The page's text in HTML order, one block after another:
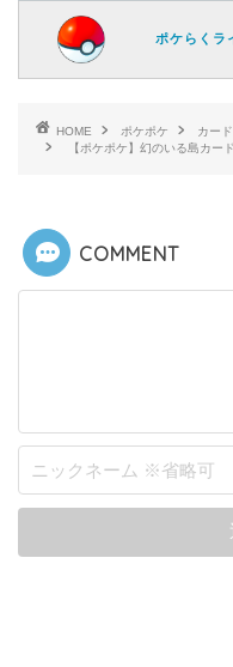
ポケらくラ
HOME ポケポケ
カード
【ポケポケ】幻のいる島カー
COMMENT